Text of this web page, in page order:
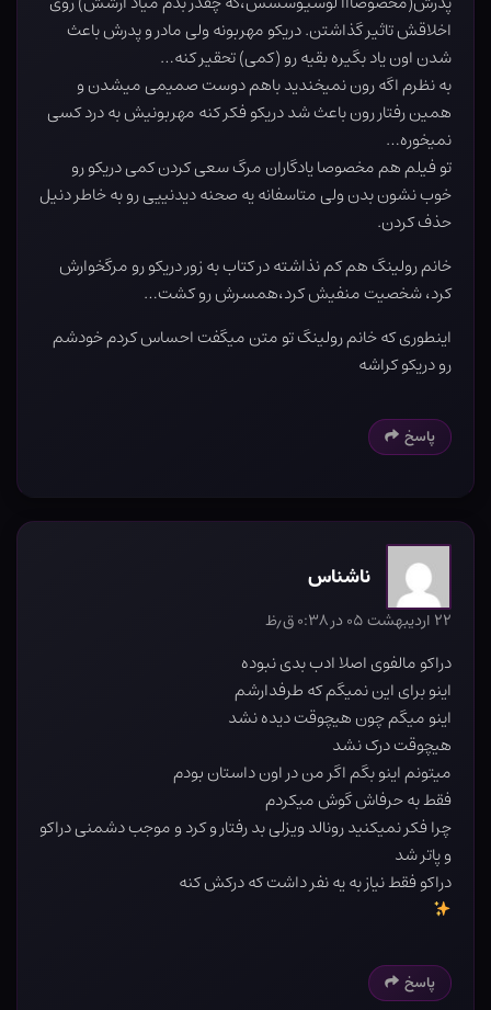
اخلاقش تاثیر گذاشتن. دریکو مهربونه ولی مادر و پدرش باعث
شدن اون یاد بگیره بقیه رو (کمی) تحقیر کنه…
به نظرم اگه رون نمیخندید باهم دوست صمیمی میشدن و
همین رفتار رون باعث شد دریکو فکر کنه مهربونیش به درد کسی
نمیخوره‌‌…
تو فیلم هم مخصوصا یادگاران مرگ سعی کردن کمی دریکو رو
خوب نشون بدن ولی متاسفانه یه صحنه دیدنییی رو به خاطر دنیل
حذف کردن.
خانم رولینگ هم کم نذاشته در کتاب به زور دریکو رو مرگخوارش
کرد، شخصیت منفیش کرد،همسرش رو کشت…
اینطوری که خانم رولینگ تو متن میگفت احساس کردم خودشم
رو دریکو کراشه
پاسخ
ناشناس
۲۲ اردیبهشت ۰۵ در ۰:۳۸ ق٫ظ
دراکو مالفوی اصلا ادب بدی نبوده
اینو برای این نمیگم که طرفدارشم
اینو میگم چون هیچوقت دیده نشد
هیچوقت درک نشد
میتونم اینو بگم اگر من در اون داستان بودم
فقط به حرفاش گوش میکردم
چرا فکر نمیکنید رونالد ویزلی بد رفتار و کرد و موجب دشمنی دراکو
و پاتر شد
دراکو فقط نیاز به یه نفر داشت که درکش کنه
پاسخ